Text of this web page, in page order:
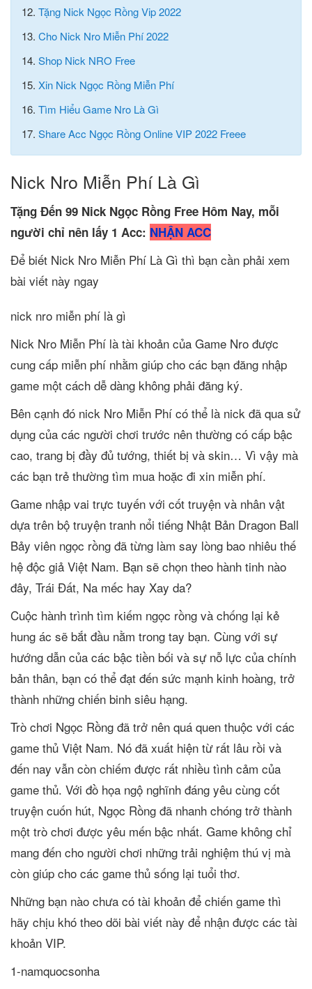
12. Tặng Nick Ngọc Rồng Vip 2022
13. Cho Nick Nro Miễn Phí 2022
14. Shop Nick NRO Free
15. Xin Nick Ngọc Rồng Miễn Phí
16. Tìm Hiểu Game Nro Là Gì
17. Share Acc Ngọc Rồng Online VIP 2022 Freee
Nick Nro Miễn Phí Là Gì
Tặng Đến 99 Nick Ngọc Rồng Free Hôm Nay, mỗi
người chỉ nên lấy 1 Acc: NHẬN ACC
Để biết Nick Nro Miễn Phí Là Gì thì bạn cần phải xem
bài viết này ngay
nick nro miễn phí là gì
Nick Nro Miễn Phí là tài khoản của Game Nro được
cung cấp miễn phí nhằm giúp cho các bạn đăng nhập
game một cách dễ dàng không phải đăng ký.
Bên cạnh đó nick Nro Miễn Phí có thể là nick đã qua sử
dụng của các người chơi trước nên thường có cấp bậc
cao, trang bị đầy đủ tướng, thiết bị và skin… Vì vậy mà
các bạn trẻ thường tìm mua hoặc đi xin miễn phí.
Game nhập vai trực tuyến với cốt truyện và nhân vật
dựa trên bộ truyện tranh nổi tiếng Nhật Bản Dragon Ball
Bảy viên ngọc rồng đã từng làm say lòng bao nhiêu thế
hệ độc giả Việt Nam. Bạn sẽ chọn theo hành tinh nào
đây, Trái Đất, Na mếc hay Xay da?
Cuộc hành trình tìm kiếm ngọc rồng và chống lại kẻ
hung ác sẽ bắt đầu nằm trong tay bạn. Cùng với sự
hướng dẫn của các bậc tiền bối và sự nỗ lực của chính
bản thân, bạn có thể đạt đến sức mạnh kinh hoàng, trở
thành những chiến binh siêu hạng.
Trò chơi Ngọc Rồng đã trở nên quá quen thuộc với các
game thủ Việt Nam. Nó đã xuất hiện từ rất lâu rồi và
đến nay vẫn còn chiếm được rất nhiều tình cảm của
game thủ. Với đồ họa ngộ nghĩnh đáng yêu cùng cốt
truyện cuốn hút, Ngọc Rồng đã nhanh chóng trở thành
một trò chơi được yêu mến bậc nhất. Game không chỉ
mang đến cho người chơi những trải nghiệm thú vị mà
còn giúp cho các game thủ sống lại tuổi thơ.
Những bạn nào chưa có tài khoản để chiến game thì
hãy chịu khó theo dõi bài viết này để nhận được các tài
khoản VIP.
1-namquocsonha